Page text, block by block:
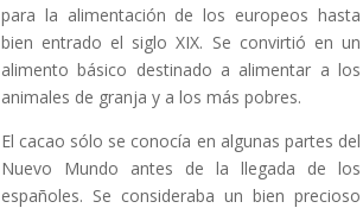
para la alimentación de los europeos hasta
bien entrado el siglo XIX. Se convirtió en un
alimento básico destinado a alimentar a los
animales de granja y a los más pobres.
El cacao sólo se conocía en algunas partes del
Nuevo Mundo antes de la llegada de los
españoles. Se consideraba un bien precioso